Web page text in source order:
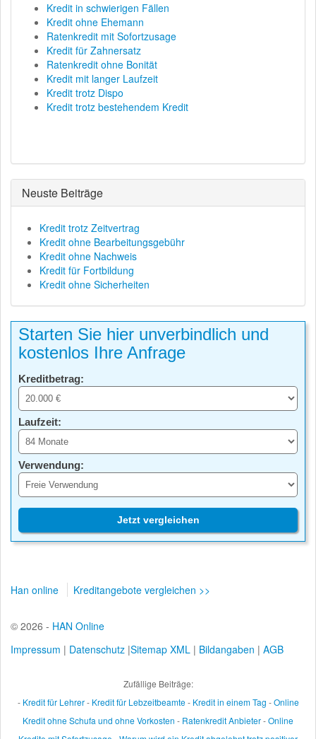
Kredit in schwierigen Fällen
Kredit ohne Ehemann
Ratenkredit mit Sofortzusage
Kredit für Zahnersatz
Ratenkredit ohne Bonität
Kredit mit langer Laufzeit
Kredit trotz Dispo
Kredit trotz bestehendem Kredit
Neuste Beiträge
Kredit trotz Zeitvertrag
Kredit ohne Bearbeitungsgebühr
Kredit ohne Nachweis
Kredit für Fortbildung
Kredit ohne Sicherheiten
Starten Sie hier unverbindlich und
kostenlos Ihre Anfrage
Kreditbetrag:
Laufzeit:
Verwendung:
Jetzt vergleichen
Han online Kreditangebote vergleichen >>
© 2026 - HAN Online
Impressum | Datenschutz |Sitemap XML | Bildangaben | AGB
Zufällige Beiträge:
- Kredit für Lehrer- Kredit für Lebzeitbeamte- Kredit in einem Tag -Online
Kredit ohne Schufa und ohne Vorkosten - Ratenkredit Anbieter-Online